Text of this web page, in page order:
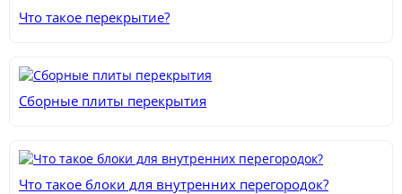
Что такое перекрытие?
Сборные плиты перекрытия
Что такое блоки для внутренних перегородок?